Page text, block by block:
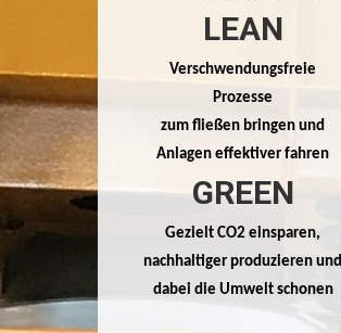
LEAN
Verschwendungsfreie
Prozesse
zum fließen bringen und
Anlagen effektiver fahren
GREEN
Gezielt CO2 einsparen,
nachhaltiger produzieren und
dabei die Umwelt schonen